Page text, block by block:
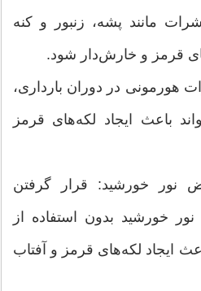
مانند پشه، زنبور و کنه
قرمز و خارش‌دار شود.
هورمونی در دوران بارداری،
باعث ایجاد لکه‌های قرمز
نور خورشید: قرار گرفتن
خورشید بدون استفاده از
ایجاد لکه‌های قرمز و آفتاب